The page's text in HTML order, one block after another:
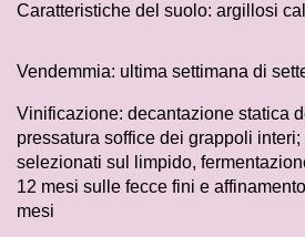
Caratteristiche del suolo: argillosi
Vendemmia: ultima settimana di
Vinificazione: decantazione statica
pressatura soffice dei grappoli
selezionati sul limpido,
12 mesi sulle fecce fini e
mesi